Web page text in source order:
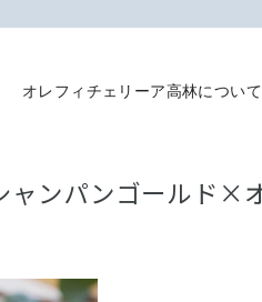
オレフィチェリーア高林について
ャンパンゴールド×